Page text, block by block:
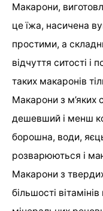
Макарони,
це їжа, насичена
простими, а
відчуття ситості і
таких макаронів
Макарони з м’яких
дешевший і менш
борошна, води,
розварюються і
Макарони з
більшості